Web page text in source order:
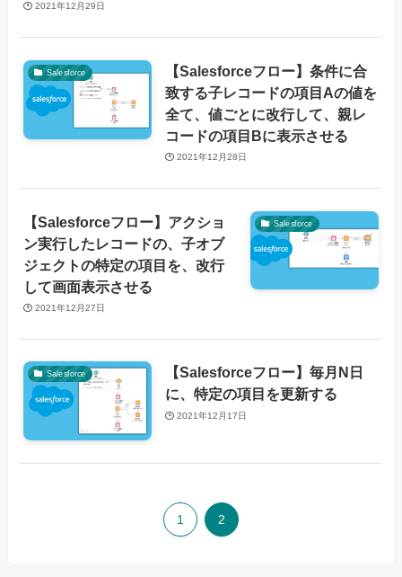
2021年12月29日
Salesforce
【Salesforceフロー】条件に合
致する子レコードの項目Aの値を
全て、値ごとに改行して、親レ
コードの項目Bに表示させる
2021年12月28日
Salesforce
【Salesforceフロー】アクショ
ン実行したレコードの、子オブ
ジェクトの特定の項目を、改行
して画面表示させる
2021年12月27日
Salesforce
【Salesforceフロー】毎月N日
に、特定の項目を更新する
2021年12月17日
1 2